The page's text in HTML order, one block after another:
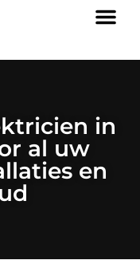
in
al uw
en